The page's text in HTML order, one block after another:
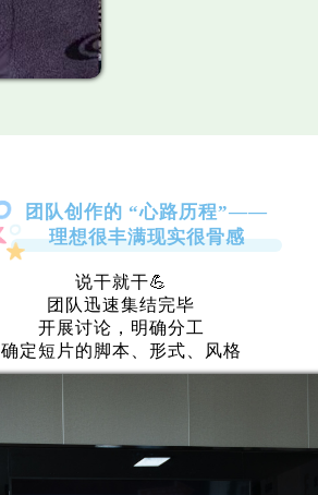
团队创作的 “心路历程”——
理想很丰满现实很骨感
说干就干💪
团队迅速集结完毕
开展讨论，明确分工
确定短片的脚本、形式、风格